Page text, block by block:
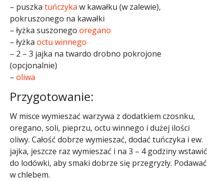
– puszka tuńczyka w kawałku (w zalewie),
pokruszonego na kawałki
– łyżka suszonego oregano
– łyżka octu winnego
– 2 – 3 jajka na twardo drobno pokrojone
(opcjonalnie)
– oliwa
Przygotowanie:
W misce wymieszać warzywa z dodatkiem czosnku,
oregano, soli, pieprzu, octu winnego i dużej ilości
oliwy. Całość dobrze wymieszać, dodać tuńczyka i ew.
jajka, jeszcze raz wymieszać i na 3 – 4 godziny wstawić
do lodówki, aby smaki dobrze się przegryzły. Podawać
w chlebem.